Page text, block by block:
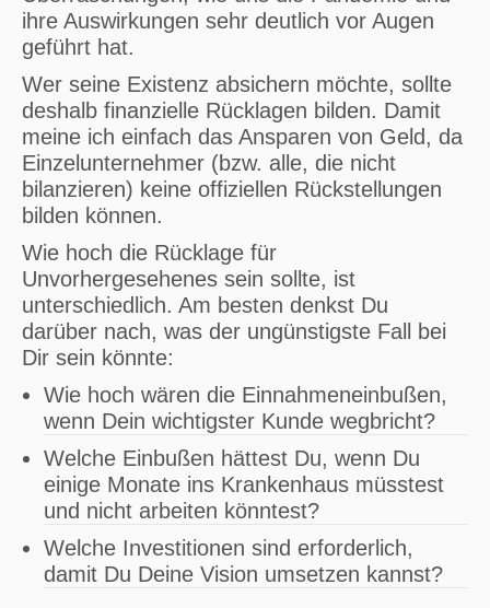
ihre Auswirkungen sehr deutlich vor Augen
geführt hat.
Wer seine Existenz absichern möchte, sollte
deshalb finanzielle Rücklagen bilden. Damit
meine ich einfach das Ansparen von Geld, da
Einzelunternehmer (bzw. alle, die nicht
bilanzieren) keine offiziellen Rückstellungen
bilden können.
Wie hoch die Rücklage für
Unvorhergesehenes sein sollte, ist
unterschiedlich. Am besten denkst Du
darüber nach, was der ungünstigste Fall bei
Dir sein könnte:
Wie hoch wären die Einnahmeneinbußen,
wenn Dein wichtigster Kunde wegbricht?
Welche Einbußen hättest Du, wenn Du
einige Monate ins Krankenhaus müsstest
und nicht arbeiten könntest?
Welche Investitionen sind erforderlich,
damit Du Deine Vision umsetzen kannst?